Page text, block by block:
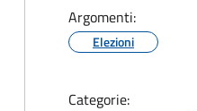
Argomenti:
Elezioni
Categorie: